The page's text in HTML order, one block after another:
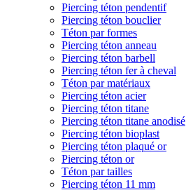
Piercing téton pendentif
Piercing téton bouclier
Téton par formes
Piercing téton anneau
Piercing téton barbell
Piercing téton fer à cheval
Téton par matériaux
Piercing téton acier
Piercing téton titane
Piercing téton titane anodisé
Piercing téton bioplast
Piercing téton plaqué or
Piercing téton or
Téton par tailles
Piercing téton 11 mm